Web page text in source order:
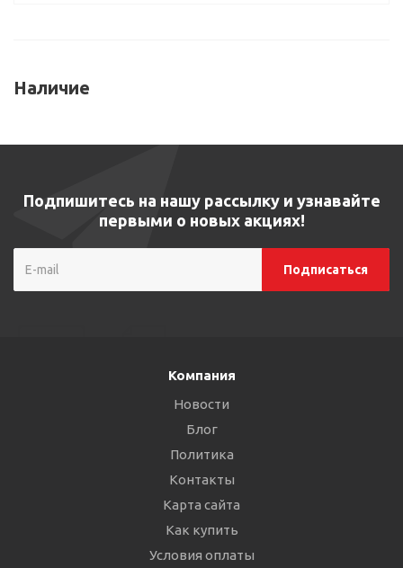
Наличие
Подпишитесь на нашу рассылку и узнавайте
первыми о новых акциях!
Компания
Новости
Блог
Политика
Контакты
Карта сайта
Как купить
Условия оплаты